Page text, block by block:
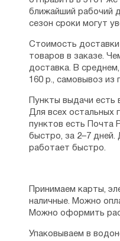
ближайший рабочий
сезон сроки могут
Стоимость доставки
товаров в заказе.
доставка. В
160 р., самовывоз
Пункты выдачи
Для всех остальных
пунктов есть Почта
быстро, за 2–7
работает быстро.
Принимаем карты,
наличные. Можно
Можно оформить
Упаковываем в